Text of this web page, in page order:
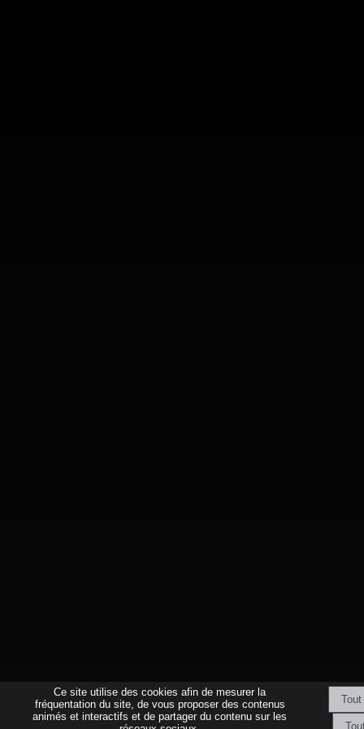
Ce site utilise des cookies afin de mesurer la
fréquentation du site, de vous proposer des contenus
animés et interactifs et de partager du contenu sur les